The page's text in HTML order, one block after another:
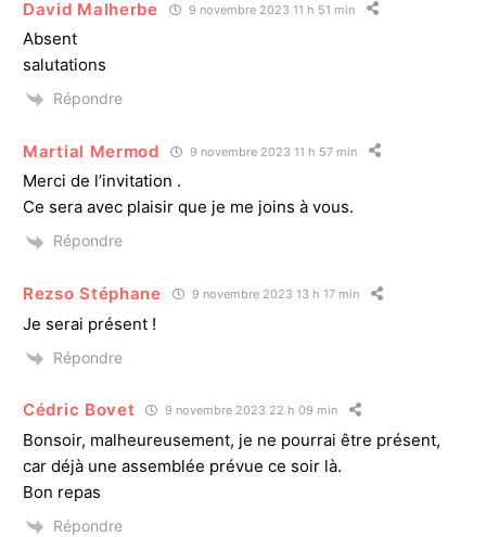
David Malherbe 9 novembre 2023 11 h 51 min
Absent
salutations
Répondre
Martial Mermod 9 novembre 2023 11 h 57 min
Merci de l’invitation .
Ce sera avec plaisir que je me joins à vous.
Répondre
Rezso Stéphane 9 novembre 2023 13 h 17 min
Je serai présent !
Répondre
Cédric Bovet 9 novembre 2023 22 h 09 min
Bonsoir, malheureusement, je ne pourrai être présent,
car déjà une assemblée prévue ce soir là.
Bon repas
Répondre